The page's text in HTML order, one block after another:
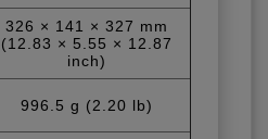
326 × 141 × 327 mm
(12.83 × 5.55 × 12.87
inch)
996.5 g (2.20 lb)